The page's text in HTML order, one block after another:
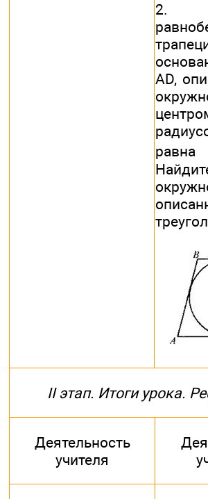
2.
AD,
II этап. Итоги урока.
Деятельность
учителя